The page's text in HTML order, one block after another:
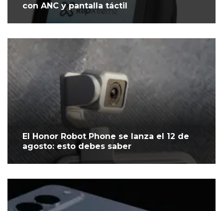
con ANC y pantalla táctil
El Honor Robot Phone se lanza el 12 de
agosto: esto debes saber